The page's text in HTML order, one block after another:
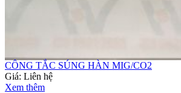
CÔNG TẮC SÚNG HÀN MIG/CO2
Giá: Liên hệ
Xem thêm